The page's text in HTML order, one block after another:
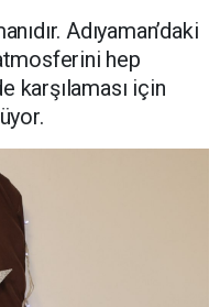
Adıyaman’daki
hep
karşılaması için